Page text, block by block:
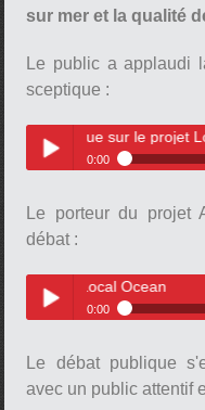
sur mer et la qualité
Le public a applaudi
sceptique :
Play /
pause
sur le projet Local Ocean
0:00
sceptique sur le projet
Ocean
Le porteur du projet
débat :
Play /
Local Ocean
0:00
Local Ocean
Le débat publique
avec un public attentif